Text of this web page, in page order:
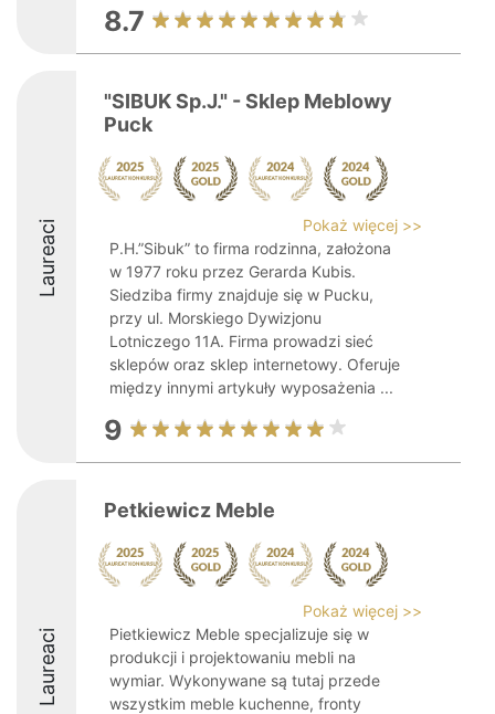
8.7
Laureaci
"SIBUK Sp.J." - Sklep Meblowy
Puck
Pokaż więcej >>
P.H.”Sibuk” to firma rodzinna, założona
w 1977 roku przez Gerarda Kubis.
Siedziba firmy znajduje się w Pucku,
przy ul. Morskiego Dywizjonu
Lotniczego 11A. Firma prowadzi sieć
sklepów oraz sklep internetowy. Oferuje
między innymi artykuły wyposażenia ...
9
Laureaci
Petkiewicz Meble
Pokaż więcej >>
Pietkiewicz Meble specjalizuje się w
produkcji i projektowaniu mebli na
wymiar. Wykonywane są tutaj przede
wszystkim meble kuchenne, fronty